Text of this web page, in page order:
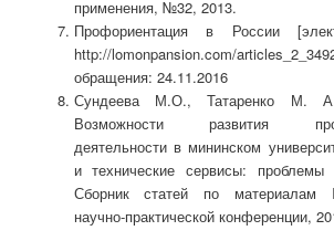
применения, №32, 2013.
Профориентация в России
http://lomonpansion.com/
обращения: 24.11.2016
Сундеева М.О., Татаренко М.
Возможности развития
деятельности в мининском
и технические сервисы: проблемы
Сборник статей по материалам
научно-практической конференции,